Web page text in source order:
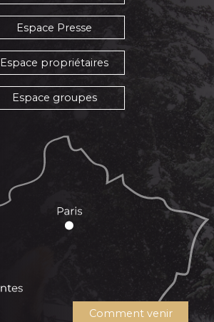
Espace Presse
Espace propriétaires
Espace groupes
Comment venir